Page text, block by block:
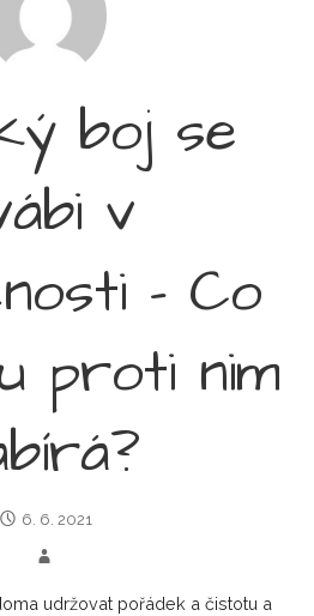
boj se
v
– Co
proti nim
6. 6. 2021
udržovat pořádek a čistotu a